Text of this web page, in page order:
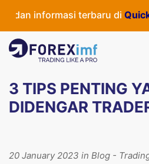
informasi terbaru di
3 TIPS PENTING
DIDENGAR
20 January 2023 in Blog -